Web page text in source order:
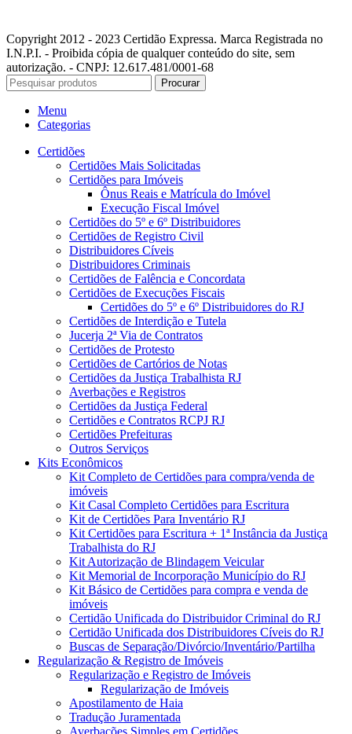
Copyright 2012 - 2023 Certidão Expressa. Marca Registrada no
I.N.P.I. - Proibida cópia de qualquer conteúdo do site, sem
autorização. - CNPJ: 12.617.481/0001-68
Procurar
Menu
Categorias
Certidões
Certidões Mais Solicitadas
Certidões para Imóveis
Ônus Reais e Matrícula do Imóvel
Execução Fiscal Imóvel
Certidões do 5º e 6º Distribuidores
Certidões de Registro Civil
Distribuidores Cíveis
Distribuidores Criminais
Certidões de Falência e Concordata
Certidões de Execuções Fiscais
Certidões do 5º e 6º Distribuidores do RJ
Certidões de Interdição e Tutela
Jucerja 2ª Via de Contratos
Certidões de Protesto
Certidões de Cartórios de Notas
Certidões da Justiça Trabalhista RJ
Averbações e Registros
Certidões da Justiça Federal
Certidões e Contratos RCPJ RJ
Certidões Prefeituras
Outros Serviços
Kits Econômicos
Kit Completo de Certidões para compra/venda de
imóveis
Kit Casal Completo Certidões para Escritura
Kit de Certidões Para Inventário RJ
Kit Certidões para Escritura + 1ª Instância da Justiça
Trabalhista do RJ
Kit Autorização de Blindagem Veicular
Kit Memorial de Incorporação Município do RJ
Kit Básico de Certidões para compra e venda de
imóveis
Certidão Unificada do Distribuidor Criminal do RJ
Certidão Unificada dos Distribuidores Cíveis do RJ
Buscas de Separação/Divórcio/Inventário/Partilha
Regularização & Registro de Imóveis
Regularização e Registro de Imóveis
Regularização de Imóveis
Apostilamento de Haia
Tradução Juramentada
Averbações Simples em Certidões